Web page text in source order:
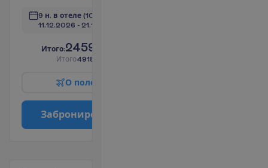
9 н. в отеле (10 н. всего)
11.12.2026 - 21.12.2026
Итого:2459.00
Итого4918.00
О поле
Заброниро